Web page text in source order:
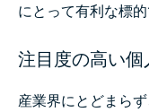
にとって有利な標的
注目度の高い個
産業界にとどまら